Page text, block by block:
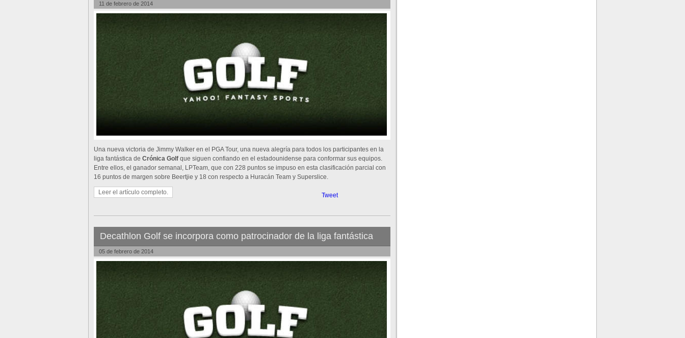
11 de febrero de 2014
Una nueva victoria de Jimmy Walker en el PGA Tour, una nueva alegría para todos los participantes en la
liga fantástica de Crónica Golf que siguen confiando en el estadounidense para conformar sus equipos.
Entre ellos, el ganador semanal, LPTeam, que con 228 puntos se impuso en esta clasificación parcial con
16 puntos de margen sobre Beertjie y 18 con respecto a Huracán Team y Superslice.
Leer el artículo completo. Tweet
Decathlon Golf se incorpora como patrocinador de la liga fantástica
05 de febrero de 2014